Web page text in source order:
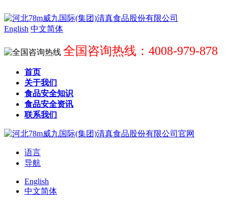
English 中文简体
全国咨询热线：4008-979-878
首页
关于我们
食品安全知识
食品安全资讯
联系我们
语言
导航
English
中文简体